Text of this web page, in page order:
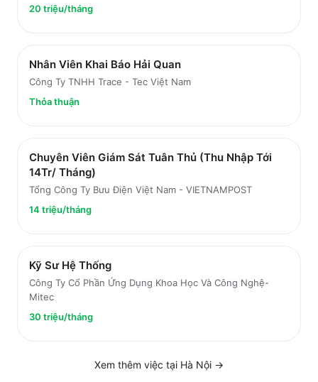
20 triệu/tháng
Nhân Viên Khai Báo Hải Quan
Công Ty TNHH Trace - Tec Việt Nam
Thỏa thuận
Chuyên Viên Giám Sát Tuân Thủ (Thu Nhập Tới
14Tr/ Tháng)
Tổng Công Ty Bưu Điện Việt Nam - VIETNAMPOST
14 triệu/tháng
Kỹ Sư Hệ Thống
Công Ty Cổ Phần Ứng Dụng Khoa Học Và Công Nghệ-
Mitec
30 triệu/tháng
Xem thêm việc tại Hà Nội →